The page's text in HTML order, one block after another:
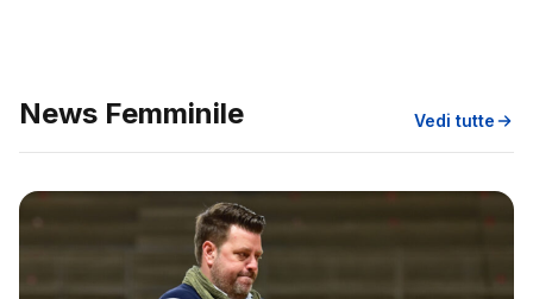
News Femminile Vedi tutte